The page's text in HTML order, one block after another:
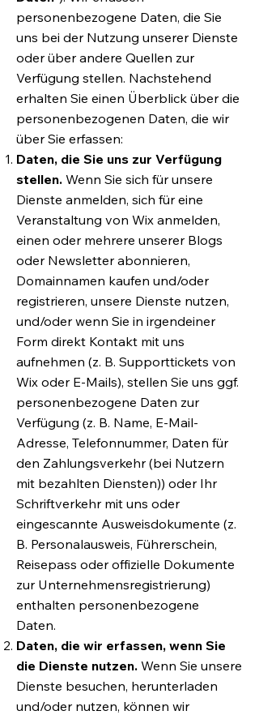
personenbezogene Daten, die Sie
uns bei der Nutzung unserer Dienste
oder über andere Quellen zur
Verfügung stellen. Nachstehend
erhalten Sie einen Überblick über die
personenbezogenen Daten, die wir
über Sie erfassen:
Daten, die Sie uns zur Verfügung
stellen. Wenn Sie sich für unsere
Dienste anmelden, sich für eine
Veranstaltung von Wix anmelden,
einen oder mehrere unserer Blogs
oder Newsletter abonnieren,
Domainnamen kaufen und/oder
registrieren, unsere Dienste nutzen,
und/oder wenn Sie in irgendeiner
Form direkt Kontakt mit uns
aufnehmen (z. B. Supporttickets von
Wix oder E-Mails), stellen Sie uns ggf.
personenbezogene Daten zur
Verfügung (z. B. Name, E-Mail-
Adresse, Telefonnummer, Daten für
den Zahlungsverkehr (bei Nutzern
mit bezahlten Diensten)) oder Ihr
Schriftverkehr mit uns oder
eingescannte Ausweisdokumente (z.
B. Personalausweis, Führerschein,
Reisepass oder offizielle Dokumente
zur Unternehmensregistrierung)
enthalten personenbezogene
Daten.
Daten, die wir erfassen, wenn Sie
die Dienste nutzen. Wenn Sie unsere
Dienste besuchen, herunterladen
und/oder nutzen, können wir